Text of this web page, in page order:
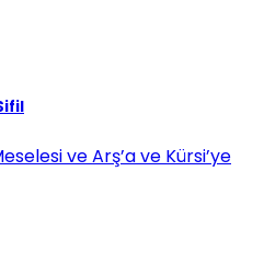
ve Arş’a ve Kürsi’ye